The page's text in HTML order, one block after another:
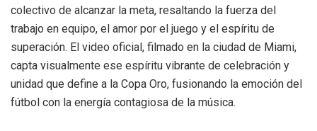
colectivo de alcanzar la meta, resaltando la fuerza del
trabajo en equipo, el amor por el juego y el espíritu de
superación. El video oficial, filmado en la ciudad de Miami,
capta visualmente ese espíritu vibrante de celebración y
unidad que define a la Copa Oro, fusionando la emoción del
fútbol con la energía contagiosa de la música.